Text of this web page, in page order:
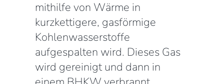
mithilfe von Wärme in
kurzkettigere, gasförmige
Kohlenwasserstoffe
aufgespalten wird. Dieses Gas
wird gereinigt und dann in